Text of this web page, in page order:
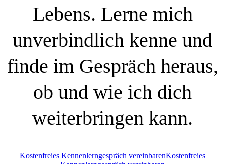
Lebens. Lerne mich
unverbindlich kenne und
finde im Gespräch heraus,
ob und wie ich dich
weiterbringen kann.
Kostenfreies Kennenlerngespräch vereinbarenKostenfreies